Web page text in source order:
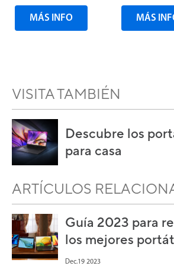
MÁS INFO MÁS
VISITA TAMBIÉN
Descubre los
para casa
ARTÍCULOS
Guía 2023 para
los mejores
Dec.19 2023